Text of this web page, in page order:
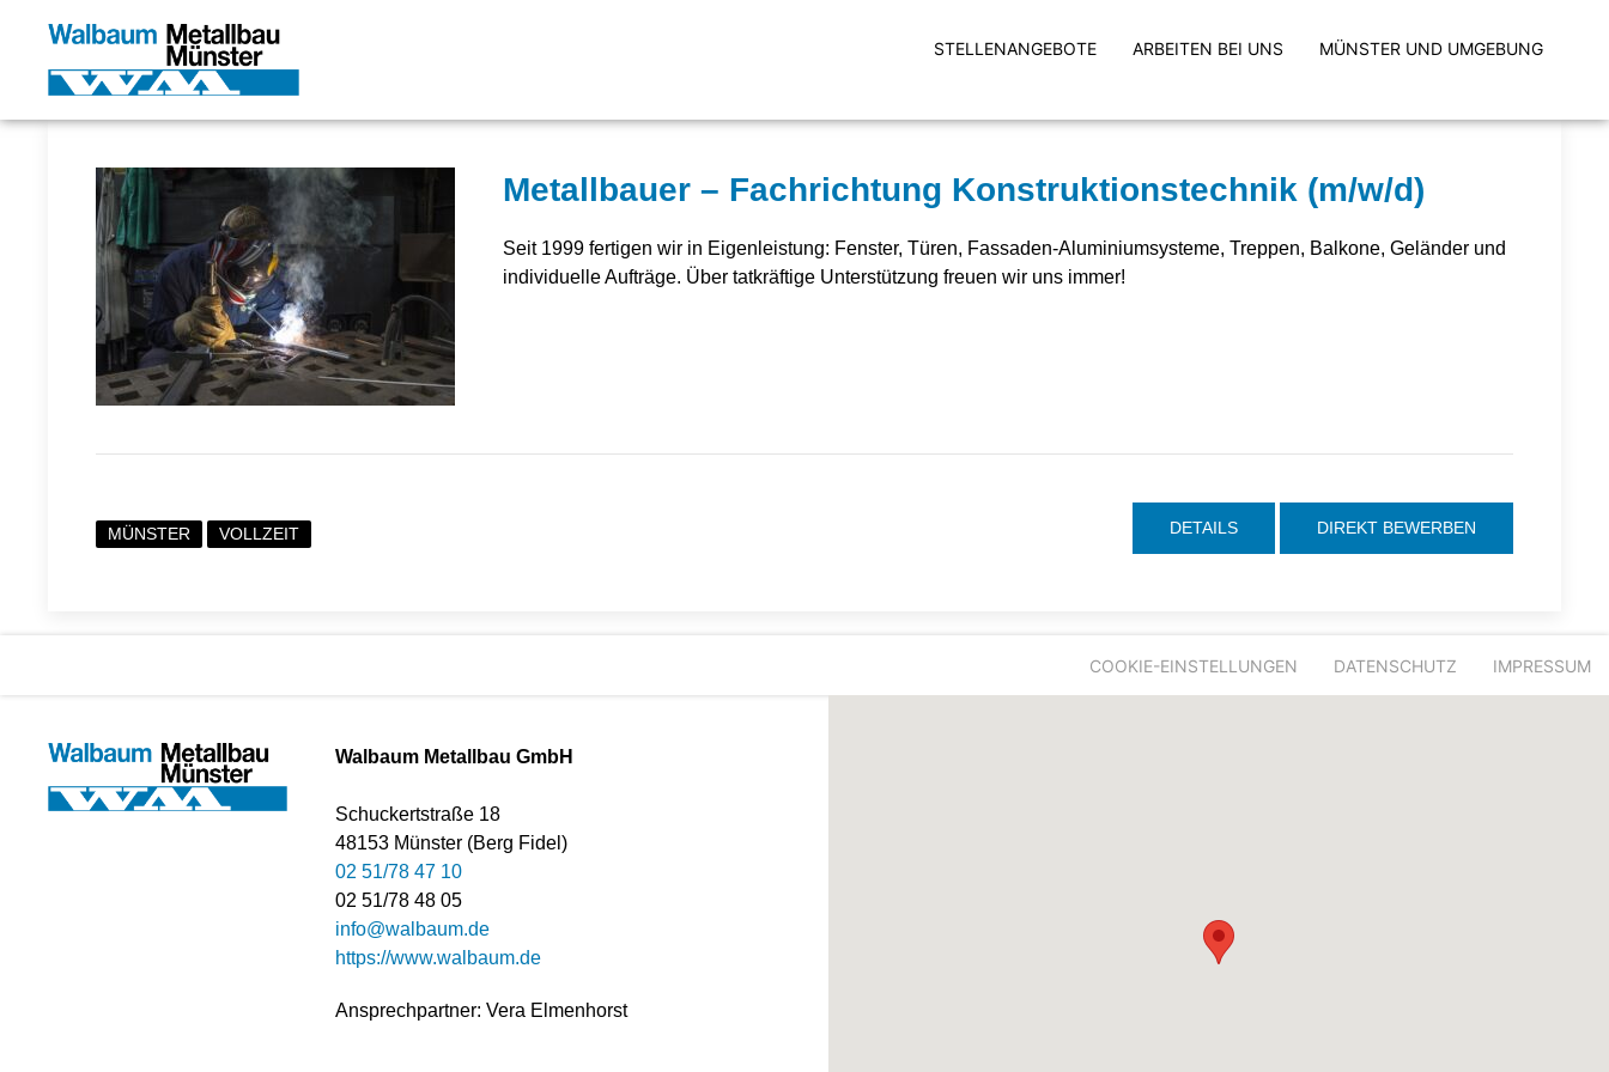
STELLENANGEBOTE ARBEITEN BEI UNS MÜNSTER UND UMGEBUNG
Metallbauer – Fachrichtung Konstruktionstechnik (m/w/d)
Seit 1999 fertigen wir in Eigenleistung: Fenster, Türen, Fassaden-Aluminiumsysteme, Treppen, Balkone, Geländer und
individuelle Aufträge. Über tatkräftige Unterstützung freuen wir uns immer!
MÜNSTER VOLLZEIT DETAILS DIREKT BEWERBEN
COOKIE-EINSTELLUNGEN DATENSCHUTZ IMPRESSUM
Walbaum Metallbau GmbH
Schuckertstraße 18
48153 Münster (Berg Fidel)
02 51/78 47 10
02 51/78 48 05
info@walbaum.de
https://www.walbaum.de
Ansprechpartner: Vera Elmenhorst